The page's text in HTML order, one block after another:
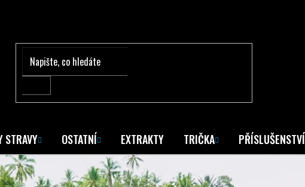
STRAVY OSTATNÍ EXTRAKTY TRIČKA PŘÍSLUŠENSTVÍ